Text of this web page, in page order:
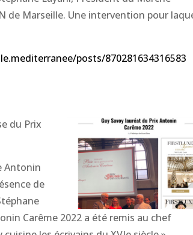
de Marseille. Une intervention pour
posts/870281634316583
du Prix
Antonin
de
Carême 2022 a été remis au chef